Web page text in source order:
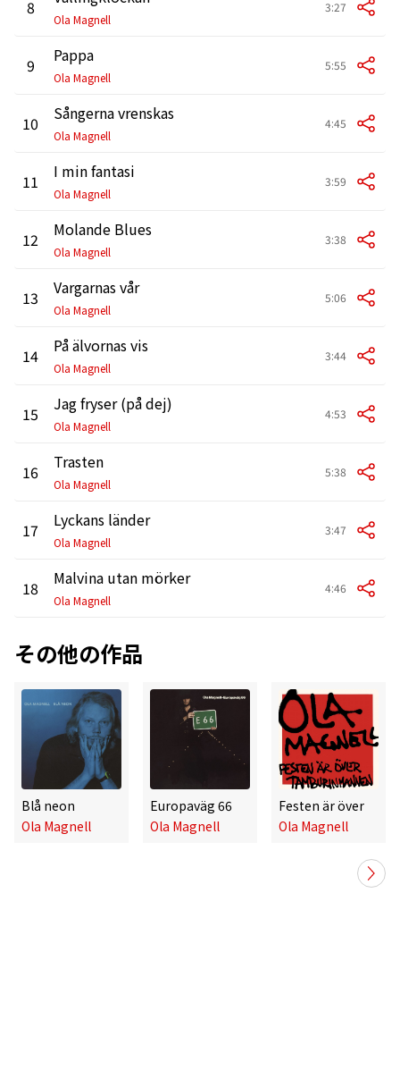
8
Ola Magnell
3:27
9 Pappa
Ola Magnell
5:55
10 Sångerna vrenskas
Ola Magnell
4:45
11 I min fantasi
Ola Magnell
3:59
12 Molande Blues
Ola Magnell
3:38
13 Vargarnas vår
Ola Magnell
5:06
14 På älvornas vis
Ola Magnell
3:44
15 Jag fryser (på dej)
Ola Magnell
4:53
16 Trasten
Ola Magnell
5:38
17 Lyckans länder
Ola Magnell
3:47
18 Malvina utan mörker
Ola Magnell
4:46
その他の作品
Blå neon
Ola Magnell
Europaväg 66
Ola Magnell
Festen är över
Ola Magnell